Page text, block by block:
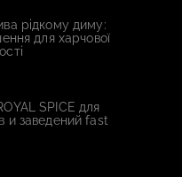
рідкому диму:
для харчової
SPICE для
и заведений fast